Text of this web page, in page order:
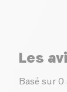
Les
Basé sur 0